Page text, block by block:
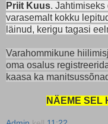
Priit Kuus. Jahtimiseks
varasemalt kokku
läinud, kerigu tagasi
Varahommikune
oma osalus
kaasa ka
NÄEME SEL